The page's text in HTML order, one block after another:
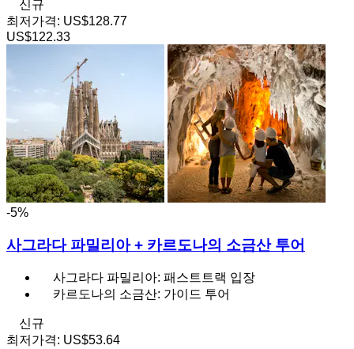
신규
최저가격: US$128.77
US$122.33
-5%
사그라다 파밀리아 + 카르도나의 소금산 투어
사그라다 파밀리아: 패스트트랙 입장
카르도나의 소금산: 가이드 투어
신규
최저가격: US$53.64